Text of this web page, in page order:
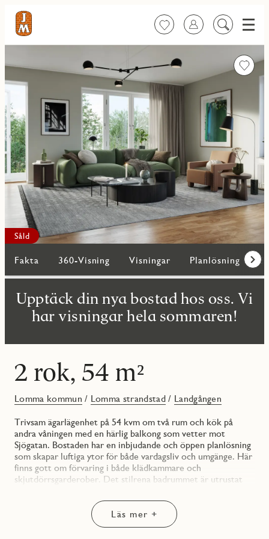
FavoriterLogga in
Sök
Meny
Såld
Fakta 360-Visning Visningar Planlösning
Upptäck din nya bostad hos oss. Vi
har visningar hela sommaren!
2 rok, 54 m²
Lomma kommun / Lomma strandstad/ Landgången
Trivsam ägarlägenhet på 54 kvm om två rum och kök på
andra våningen med en härlig balkong som vetter mot
Sjögatan. Bostaden har en inbjudande och öppen planlösning
som skapar luftiga ytor för både vardagsliv och umgänge. Här
finns gott om förvaring i både klädkammare och
skjutdörrsgarderober. Det stilrena badrummet är utrustat
Bostaden är inredd med kök från Vedum i stilren design och
vitvaror från Electrolux. I kvarteret kommer det finnas
Läs mer +